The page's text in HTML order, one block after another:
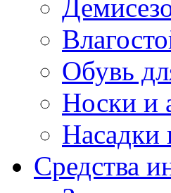
Обувь
Носки и
Насадки
Средства